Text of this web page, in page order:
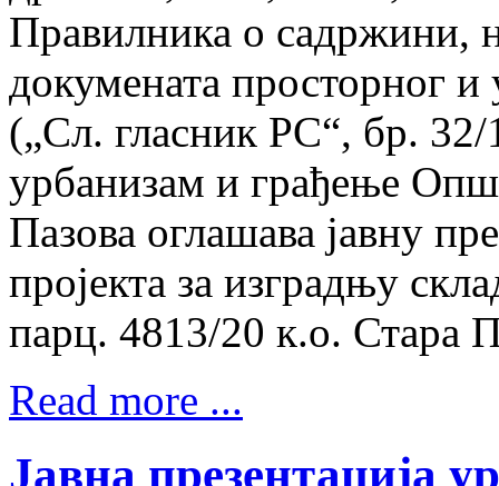
Правилника о садржини,
докумената просторног
(„Сл. гласник РС“, бр.
урбанизам и грађење
Пазова оглашава јавну
пројекта за изградњу
парц. 4813/20 к.о. Стара
Read more ...
Јавна презентација